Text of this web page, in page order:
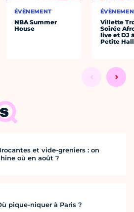
ÉVÈNEMENT
NBA Summer
House
Villette
Soirée
live et DJ
Petite
et vide-greniers : on
où en août ?
pique-niquer à Paris ?